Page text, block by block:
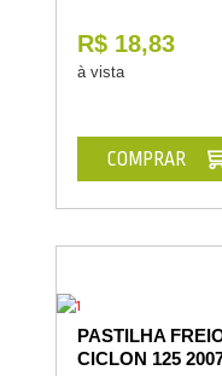
R$ 18,83
à vista
COMPRAR
PASTILHA
CICLON 125